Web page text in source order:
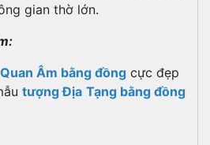
gian thờ lớn.
Âm bằng đồng cực đẹp
tượng Địa Tạng bằng đồng